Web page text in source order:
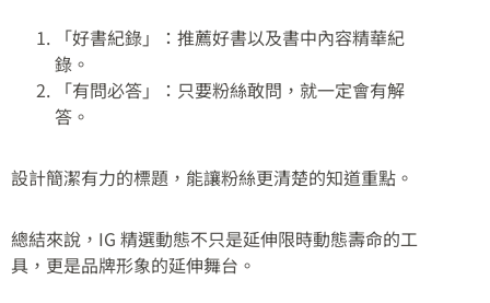
「好書紀錄」：推薦好書以及書中內容精華紀
錄。
「有問必答」：只要粉絲敢問，就一定會有解
答。
設計簡潔有力的標題，能讓粉絲更清楚的知道重點。
總結來說，IG 精選動態不只是延伸限時動態壽命的工
具，更是品牌形象的延伸舞台。